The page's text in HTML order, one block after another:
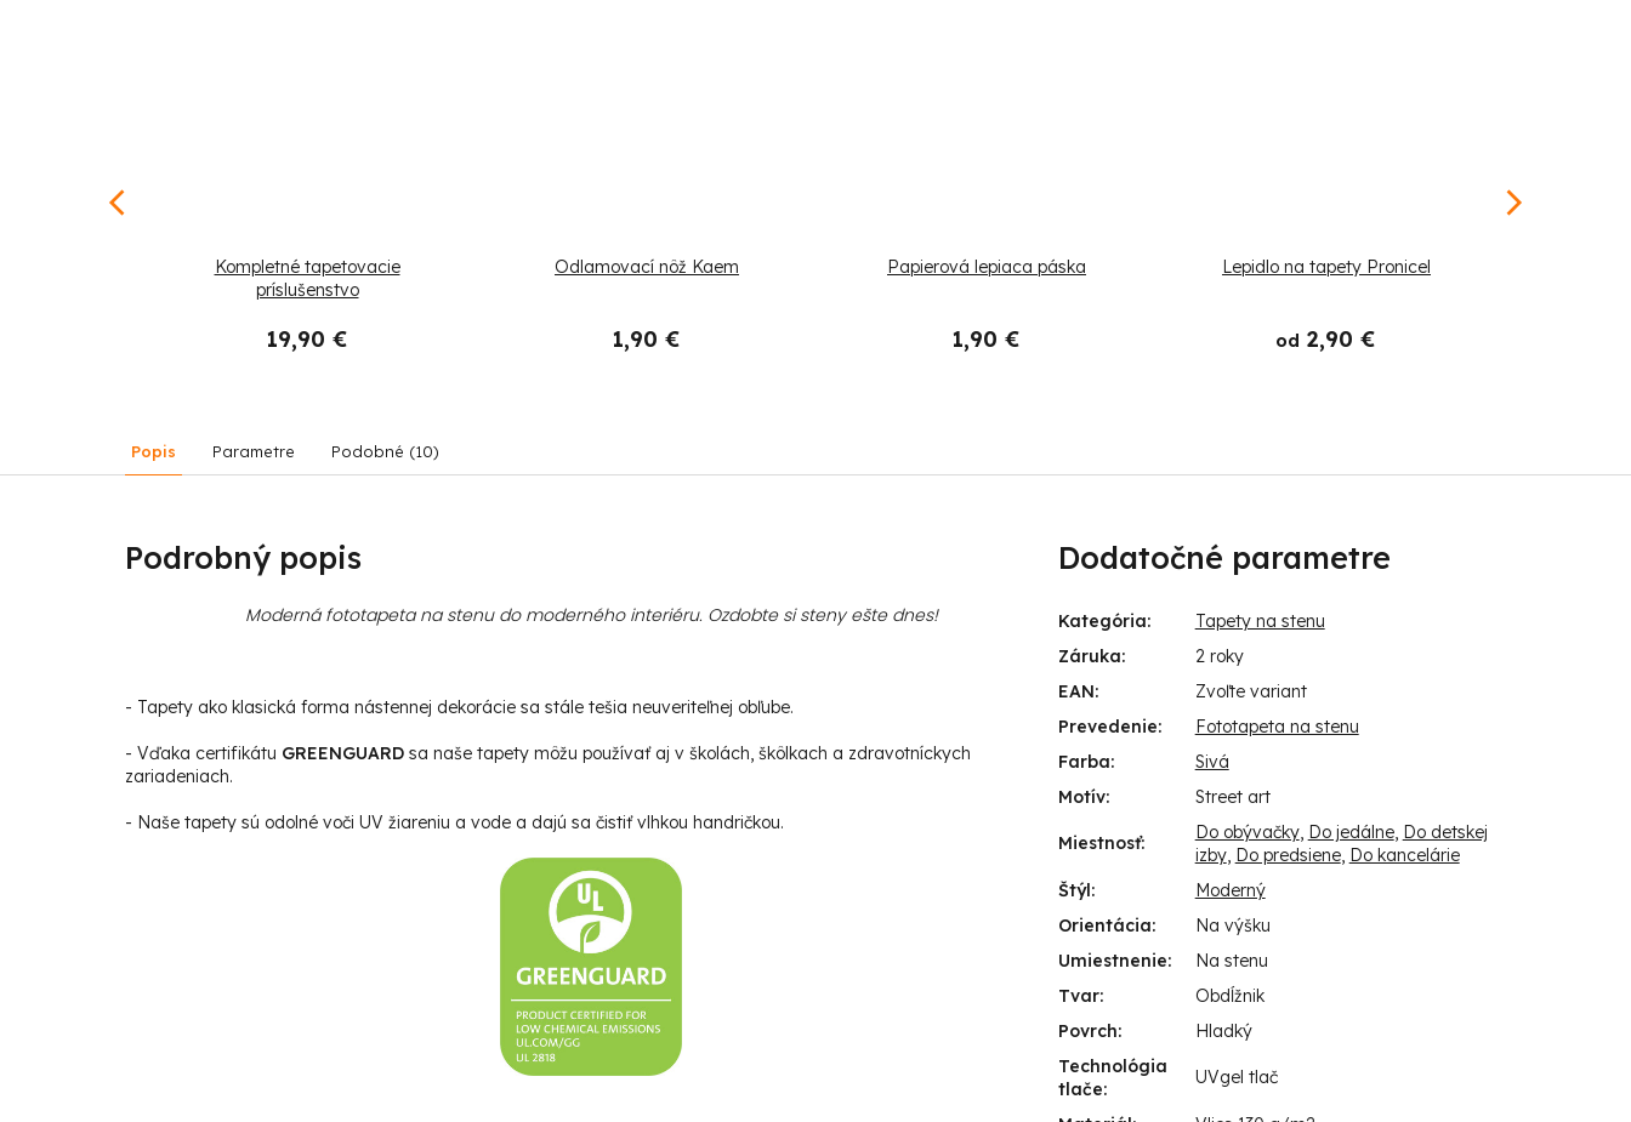
–25 %
Kompletné tapetovacie
príslušenstvo
19,90 €
Odlamovací nôž Kaem
1,90 €
Papierová lepiaca páska
1,90 €
Lepidlo na tapety Pronicel
od 2,90 €
Popis Parametre Podobné (10)
Podrobný popis
Moderná fototapeta na stenu do moderného interiéru. Ozdobte si steny ešte dnes!
- Tapety ako klasická forma nástennej dekorácie sa stále tešia neuveriteľnej obľube.
- Vďaka certifikátu GREENGUARD sa naše tapety môžu používať aj v školách, škôlkach a zdravotníckych
zariadeniach.
- Naše tapety sú odolné voči UV žiareniu a vode a dajú sa čistiť vlhkou handričkou.
Dodatočné parametre
Kategória:
Tapety na stenu
Záruka:
2 roky
EAN:
Zvoľte variant
Prevedenie:
Fototapeta na stenu
Farba:
Sivá
Motív: Street art
Miestnosť: Do obývačky, Do jedálne, Do detskej
izby, Do predsiene, Do kancelárie
Štýl:
Moderný
Orientácia:
Na výšku
Umiestnenie:
Na stenu
Tvar:
Obdĺžnik
Povrch:
Hladký
Technológia
tlače:
UVgel tlač